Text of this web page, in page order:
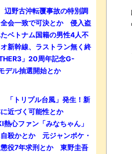
野古沖転覆事故の特別調
会一致で可決とか 侵入盗
ベトナム国籍の男性4人不
新幹線、ラストラン無く終
」20周年記念G-
デル抽選開始とか
トリプル台風」発生！新
近づく可能性とか
心ファン「みなちゃん」
殺かとか 元ジャンポケ・
役7年求刑とか 東野圭吾